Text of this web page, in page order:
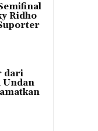
Ridho
dari
Undan